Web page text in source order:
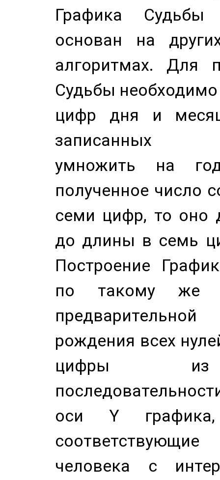
Графика
основан на
алгоритмах. Для
Судьбы
цифр дня и
записанных
умножить на
полученное число
семи цифр, то оно
до длины в семь
Построение
по такому же
рождения всех
цифры из
оси Y
человека с